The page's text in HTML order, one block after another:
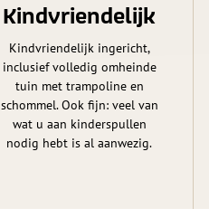
Kindvriendelijk
Kindvriendelijk ingericht,
inclusief volledig omheinde
tuin met trampoline en
schommel. Ook fijn: veel van
wat u aan kinderspullen
nodig hebt is al aanwezig.